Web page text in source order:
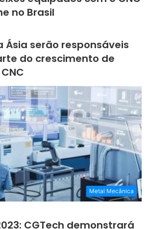
no Brasil
Ásia serão responsáveis
do crescimento de
Metal Mecânica
CGTech demonstrará